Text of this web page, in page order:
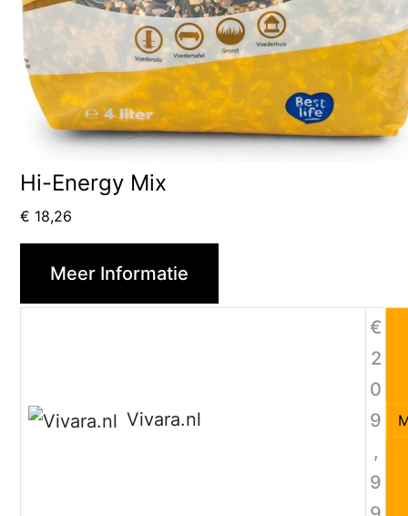
Hi-Energy Mix
€ 18,26
Meer Informatie
Vivara.nl
€
2
0
9
,
9